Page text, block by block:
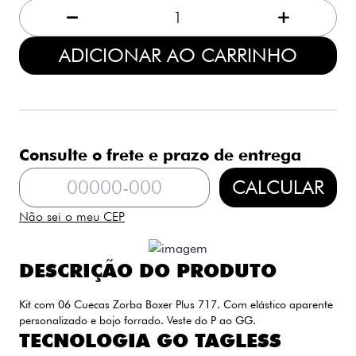
ADICIONAR AO CARRINHO
Consulte o frete e prazo de entrega
CALCULAR
Não sei o meu CEP
DESCRIÇÃO DO PRODUTO
Kit com 06 Cuecas Zorba Boxer Plus 717. Com elástico aparente
personalizado e bojo forrado. Veste do P ao GG.
TECNOLOGIA GO TAGLESS